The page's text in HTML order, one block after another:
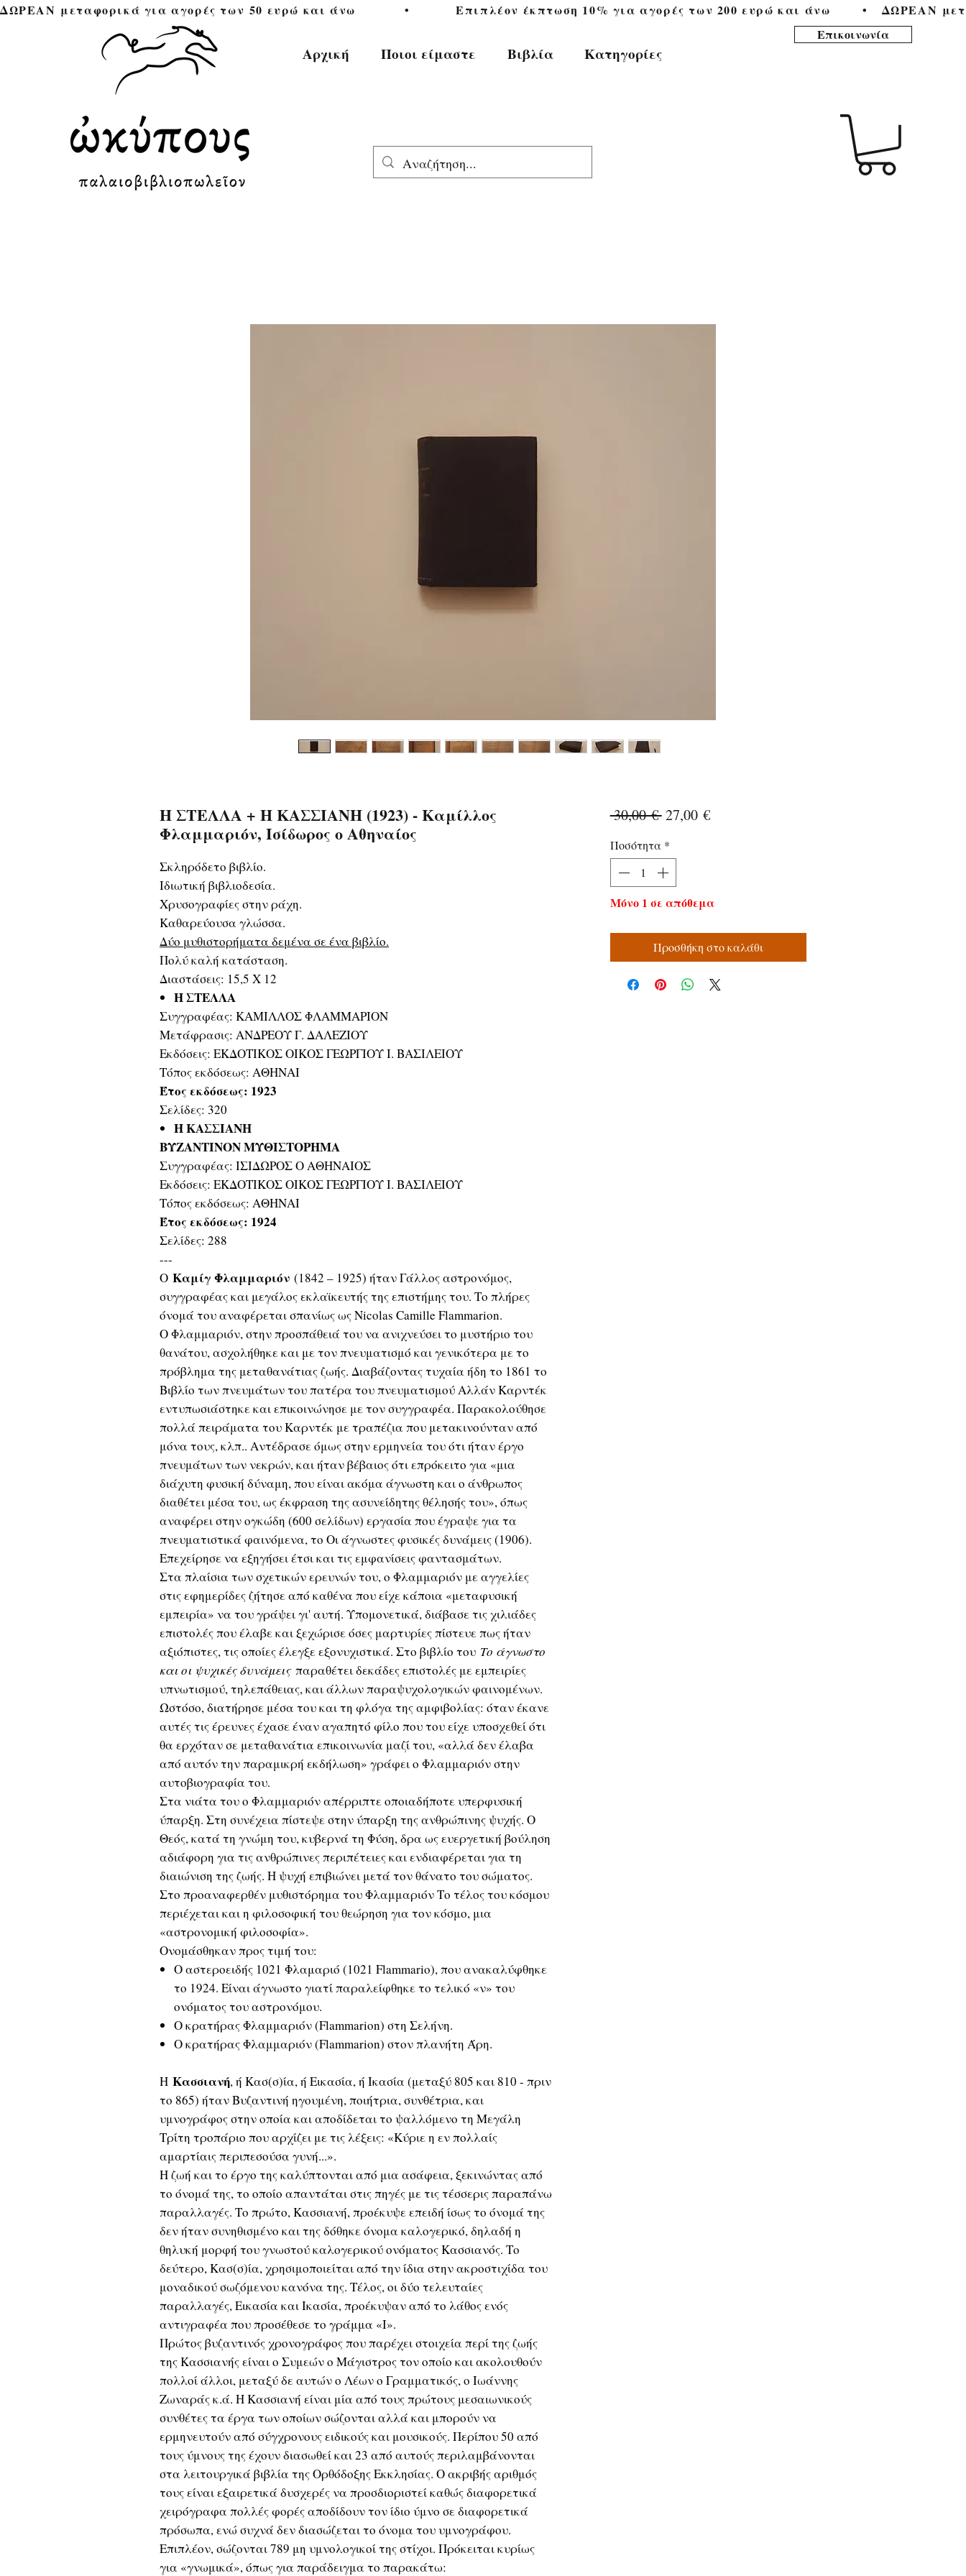
ΔΩΡΕΑΝ μεταφορικά για αγορές των 50 ευρώ και άνω            •           Επιπλέον έκπτωση 10% για αγορές των 200 ευρώ και άνω        •
Επικοινωνία
Αρχική Ποιοι είμαστε Βιβλία Κατηγορίες
Η ΣΤΕΛΛΑ + Η ΚΑΣΣΙΑΝΗ (1923) - Καμίλλος
Φλαμμαριόν, Ισίδωρος ο Αθηναίος
Σκληρόδετο βιβλίο.
Ιδιωτική βιβλιοδεσία.
Χρυσογραφίες στην ράχη.
Καθαρεύουσα γλώσσα.
Δύο μυθιστορήματα δεμένα σε ένα βιβλίο.
Πολύ καλή κατάσταση.
Διαστάσεις: 15,5 Χ 12
Η ΣΤΕΛΛΑ
Συγγραφέας: ΚΑΜΙΛΛΟΣ ΦΛΑΜΜΑΡΙΟΝ
Μετάφρασις: ΑΝΔΡΕΟΥ Γ. ΔΑΛΕΖΙΟΥ
Εκδόσεις: ΕΚΔΟΤΙΚΟΣ ΟΙΚΟΣ ΓΕΩΡΓΙΟΥ Ι. ΒΑΣΙΛΕΙΟΥ
Τόπος εκδόσεως: ΑΘΗΝΑΙ
Έτος εκδόσεως: 1923
Σελίδες: 320
Η ΚΑΣΣΙΑΝΗ
ΒΥΖΑΝΤΙΝΟΝ ΜΥΘΙΣΤΟΡΗΜΑ
Συγγραφέας: ΙΣΙΔΩΡΟΣ Ο ΑΘΗΝΑΙΟΣ
Εκδόσεις: ΕΚΔΟΤΙΚΟΣ ΟΙΚΟΣ ΓΕΩΡΓΙΟΥ Ι. ΒΑΣΙΛΕΙΟΥ
Τόπος εκδόσεως: ΑΘΗΝΑΙ
Έτος εκδόσεως: 1924
Σελίδες: 288
---
Ο Καμίγ Φλαμμαριόν (1842 – 1925) ήταν Γάλλος αστρονόμος,
συγγραφέας και μεγάλος εκλαϊκευτής της επιστήμης του. Το πλήρες
όνομά του αναφέρεται σπανίως ως Nicolas Camille Flammarion.
Ο Φλαμμαριόν, στην προσπάθειά του να ανιχνεύσει το μυστήριο του
θανάτου, ασχολήθηκε και με τον πνευματισμό και γενικότερα με το
πρόβλημα της μεταθανάτιας ζωής. Διαβάζοντας τυχαία ήδη το 1861 το
Βιβλίο των πνευμάτων του πατέρα του πνευματισμού Αλλάν Καρντέκ
εντυπωσιάστηκε και επικοινώνησε με τον συγγραφέα. Παρακολούθησε
πολλά πειράματα του Καρντέκ με τραπέζια που μετακινούνταν από
μόνα τους, κλπ.. Αντέδρασε όμως στην ερμηνεία του ότι ήταν έργο
πνευμάτων των νεκρών, και ήταν βέβαιος ότι επρόκειτο για «μια
διάχυτη φυσική δύναμη, που είναι ακόμα άγνωστη και ο άνθρωπος
διαθέτει μέσα του, ως έκφραση της ασυνείδητης θέλησής του», όπως
αναφέρει στην ογκώδη (600 σελίδων) εργασία που έγραψε για τα
πνευματιστικά φαινόμενα, το Οι άγνωστες φυσικές δυνάμεις (1906).
Επεχείρησε να εξηγήσει έτσι και τις εμφανίσεις φαντασμάτων.
Στα πλαίσια των σχετικών ερευνών του, ο Φλαμμαριόν με αγγελίες
στις εφημερίδες ζήτησε από καθένα που είχε κάποια «μεταφυσική
εμπειρία» να του γράψει γι' αυτή. Υπομονετικά, διάβασε τις χιλιάδες
επιστολές που έλαβε και ξεχώρισε όσες μαρτυρίες πίστευε πως ήταν
αξιόπιστες, τις οποίες έλεγξε εξονυχιστικά. Στο βιβλίο του Το άγνωστο
και οι ψυχικές δυνάμειςπαραθέτει δεκάδες επιστολές με εμπειρίες
υπνωτισμού, τηλεπάθειας, και άλλων παραψυχολογικών φαινομένων.
Ωστόσο, διατήρησε μέσα του και τη φλόγα της αμφιβολίας: όταν έκανε
αυτές τις έρευνες έχασε έναν αγαπητό φίλο που του είχε υποσχεθεί ότι
θα ερχόταν σε μεταθανάτια επικοινωνία μαζί του, «αλλά δεν έλαβα
από αυτόν την παραμικρή εκδήλωση» γράφει ο Φλαμμαριόν στην
αυτοβιογραφία του.
Στα νιάτα του ο Φλαμμαριόν απέρριπτε οποιαδήποτε υπερφυσική
ύπαρξη. Στη συνέχεια πίστεψε στην ύπαρξη της ανθρώπινης ψυχής. Ο
Θεός, κατά τη γνώμη του, κυβερνά τη Φύση, δρα ως ευεργετική βούληση
αδιάφορη για τις ανθρώπινες περιπέτειες και ενδιαφέρεται για τη
διαιώνιση της ζωής. Η ψυχή επιβιώνει μετά τον θάνατο του σώματος.
Στο προαναφερθέν μυθιστόρημα του Φλαμμαριόν Το τέλος του κόσμου
περιέχεται και η φιλοσοφική του θεώρηση για τον κόσμο, μια
«αστρονομική φιλοσοφία».
Ονομάσθηκαν προς τιμή του:
Ο αστεροειδής 1021 Φλαμαριό (1021 Flammario), που ανακαλύφθηκε
το 1924. Είναι άγνωστο γιατί παραλείφθηκε το τελικό «ν» του
ονόματος του αστρονόμου.
Ο κρατήρας Φλαμμαριόν (Flammarion) στη Σελήνη.
Ο κρατήρας Φλαμμαριόν (Flammarion) στον πλανήτη Άρη.
Η Κασσιανή, ή Κασ(σ)ία, ή Εικασία, ή Ικασία (μεταξύ 805 και 810 - πριν
το 865) ήταν Βυζαντινή ηγουμένη, ποιήτρια, συνθέτρια, και
υμνογράφος στην οποία και αποδίδεται το ψαλλόμενο τη Μεγάλη
Τρίτη τροπάριο που αρχίζει με τις λέξεις: «Κύριε η εν πoλλαίς
αμαρτίαις περιπεσούσα γυνή...».
Η ζωή και το έργο της καλύπτονται από μια ασάφεια, ξεκινώντας από
το όνομά της, το οποίο απαντάται στις πηγές με τις τέσσερις παραπάνω
παραλλαγές. Το πρώτο, Κασσιανή, προέκυψε επειδή ίσως το όνομά της
δεν ήταν συνηθισμένο και της δόθηκε όνομα καλογερικό, δηλαδή η
θηλυκή μορφή του γνωστού καλογερικού ονόματος Κασσιανός. Το
δεύτερο, Κασ(σ)ία, χρησιμοποιείται από την ίδια στην ακροστιχίδα του
μοναδικού σωζόμενου κανόνα της. Τέλος, οι δύο τελευταίες
παραλλαγές, Εικασία και Ικασία, προέκυψαν από το λάθος ενός
αντιγραφέα που προσέθεσε το γράμμα «Ι».
Πρώτος βυζαντινός χρονογράφος που παρέχει στοιχεία περί της ζωής
της Κασσιανής είναι ο Συμεών ο Μάγιστρος τον οποίο και ακολουθούν
πολλοί άλλοι, μεταξύ δε αυτών ο Λέων ο Γραμματικός, ο Ιωάννης
Ζωναράς κ.ά. Η Κασσιανή είναι μία από τους πρώτους μεσαιωνικούς
συνθέτες τα έργα των οποίων σώζονται αλλά και μπορούν να
ερμηνευτούν από σύγχρονους ειδικούς και μουσικούς. Περίπου 50 από
τους ύμνους της έχουν διασωθεί και 23 από αυτούς περιλαμβάνονται
στα λειτουργικά βιβλία της Ορθόδοξης Εκκλησίας. Ο ακριβής αριθμός
τους είναι εξαιρετικά δυσχερές να προσδιοριστεί καθώς διαφορετικά
χειρόγραφα πολλές φορές αποδίδουν τον ίδιο ύμνο σε διαφορετικά
πρόσωπα, ενώ συχνά δεν διασώζεται το όνομα του υμνογράφου.
Επιπλέον, σώζονται 789 μη υμνολογικοί της στίχοι. Πρόκειται κυρίως
για «γνωμικά», όπως για παράδειγμα το παρακάτω:
30,00 € Κανονική
27,00 €Τιμή
Ποσότητα *
Μόνο 1 σε απόθεμα
Προσθήκη στο καλάθι